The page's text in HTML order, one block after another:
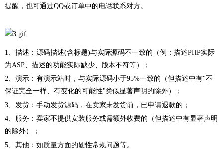
提醒，也可通过QQ或订单中的电话联系对方。
1、描述：源码描述(含标题)与实际源码不一致的（例：描述PHP实际
为ASP、描述的功能实际缺少、版本不符等）；
2、演示：有演示站时，与实际源码小于95%一致的（但描述中有"不
保证完全一样、有变化的可能性"类似显著声明的除外）；
3、发货：手动发货源码，在卖家未发货前，已申请退款的；
4、服务：卖家不提供安装服务或需额外收费的（但描述中有显著声明
的除外）；
5、其他：如质量方面的硬性常规问题等。